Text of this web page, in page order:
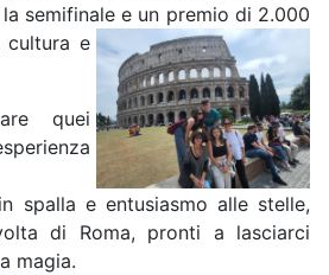
semifinale e un premio di 2.000
e
quei
spalla e entusiasmo alle stelle,
di Roma, pronti a lasciarci
magia.